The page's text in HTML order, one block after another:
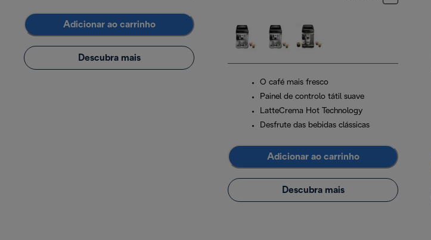
Adicionar ao carrinho
Descubra mais
O café mais fresco
Painel de controlo tátil suave
LatteCrema Hot Technology
Desfrute das bebidas clássicas
Adicionar ao carrinho
Descubra mais